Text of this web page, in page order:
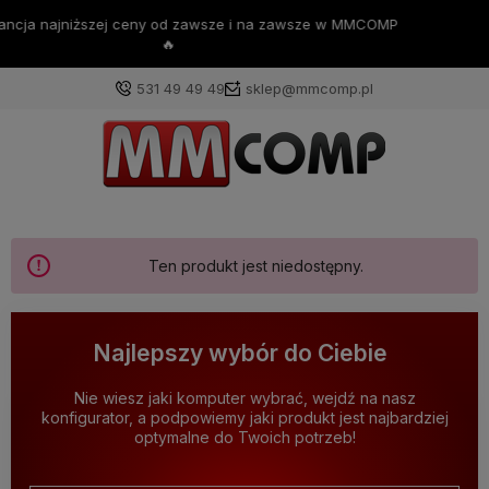
💪Darmowa dostawa już od 200zł 💪
531 49 49 49 sklep@mmcomp.pl
Ten produkt jest niedostępny.
Najlepszy wybór do Ciebie
Nie wiesz jaki komputer wybrać, wejdź na nasz
konfigurator, a podpowiemy jaki produkt jest najbardziej
optymalne do Twoich potrzeb!